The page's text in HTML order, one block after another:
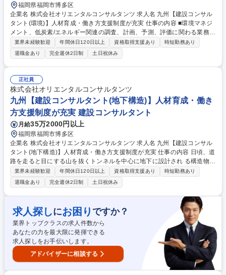
福岡県福岡市博多区
企業名 株式会社オリエンタルコンサルタンツ 求人名 九州【建設コンサル
タント(環境)】人材育成・働き方支援制度が充実 仕事の内容 ■環境マネジ
メント、低炭素/エネルギー関連の調査、計画、予測、評価に関わる業務を
担当します。地域の環境問題やエネルギー事業の対策等に携わり、社会に
貢献できるやりがいがあります。 《環境マネジメント》主に、道路、河川
等に関する環境調査、予測/評価及び環境対策を担当。既設事業、新規事業
を問わず、大気質、騒音、振動、動植物等、地域の環境問題に対する最適
な環境対策を提案します。 《低炭素/エネルギー》地域や事業の方針/計画
立案を担当。太陽光発電事業、小水力事業の導入検討等、地域の再生エネ
ルギー事業の方針/計画立案の提案を行います。 募集職種 九州【建設コン
サルタント(環境)】人材育成・働き方支援制度が充実
業界未経験歓迎 年間休日120日以上 資格取得支援あり
時短勤務あり
退職金あり
完全週休2日制 土日祝休み
正社員
株式会社オリエンタルコンサルタンツ
九州【建設コンサルタント(地下構造)】人材育成・働き
方支援制度が充実 建設コンサルタント
月給35万2000円以上
福岡県福岡市博多区
企業名 株式会社オリエンタルコンサルタンツ 求人名 九州【建設コンサル
タント(地下構造)】人材育成・働き方支援制度が充実 仕事の内容 日頃、道
路を走ると目にする山を抜くトンネルを中心に地下に設計され る構造物の
計画・調査・設計から点検・補修設計を行って頂きます。 ・計画・調査で
は現地状況や調査データを基に設計現場の状況を整理。 ・設計では、調査
結果の分析や構造解析を基にデザインを確定し、工事現場で使う図面や数
量、施工計画のとりまとめを補助します。 ・点検・補修で実際の現場作業
も経験し、インフラ保全を守る使命感を育てながら、変状に応じた対策設
計を行います。 ・地盤評価の専門家として斜面災害対策や土木工事に伴う
渇水対策等の分野にも取り組んで頂きます。 募集職種 九州【建設コンサ
ルタント(地下構造)】人材育成・働き方支援制度が充実
業界未経験歓迎 年間休日120日以上 資格取得支援あり
時短勤務あり
退職金あり
完全週休2日制 土日祝休み
求人探しにお困り ですか？
業界トップクラスの求人件数から
あなたの力を最大限に発揮できる
求人探しをお手伝いします。
アドバイザーに相談する